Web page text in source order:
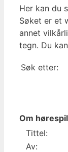
Her kan du
Søket er et
annet
tegn. Du
Søk etter:
Om
Tittel:
Av: